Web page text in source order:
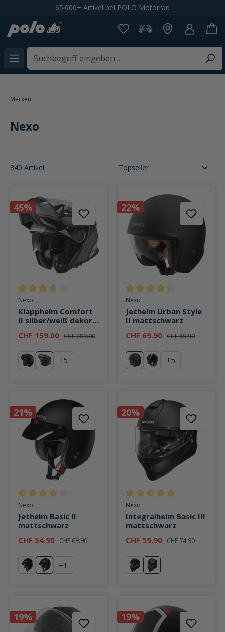
65'000+ Artikel bei POLO Motorrad
Marken
Nexo
340 Artikel
45%
Durchschnittliche Bewertung von 3.6 von 5 Sternen
Nexo
Klapphelm Comfort
II silber/weiß dekor
CHF 159.00 CHF 289.00
schwarzsilber/weiß dekor #22
+5
22%
Durchschnittliche Bewertung
Nexo
Jethelm Urban Style
II mattschwarz
CHF 69.90 CHF 89.90
mattschwarz
Rot Dekor #26
+5
21%
Durchschnittliche Bewertung von 4 von 5 Sternen
Nexo
Jethelm Basic II
mattschwarz
CHF 54.90 CHF 69.90
schwarzmattschwarz
+1
20%
Durchschnittliche Bewertung
Nexo
Integralhelm Basic III
mattschwarz
CHF 59.90 CHF 74.90
schwarzmattschwarz
19% 19%